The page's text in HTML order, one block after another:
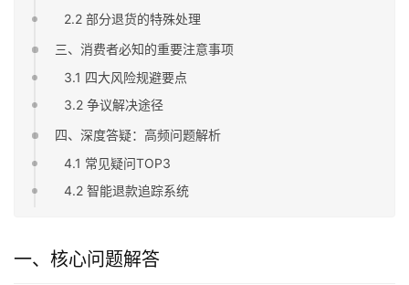
2.2 部分退货的特殊处理
三、消费者必知的重要注意事项
3.1 四大风险规避要点
3.2 争议解决途径
四、深度答疑：高频问题解析
4.1 常见疑问TOP3
4.2 智能退款追踪系统
一、核心问题解答